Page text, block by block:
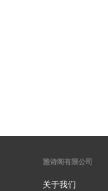
雅诗阁有限公司
关于我们